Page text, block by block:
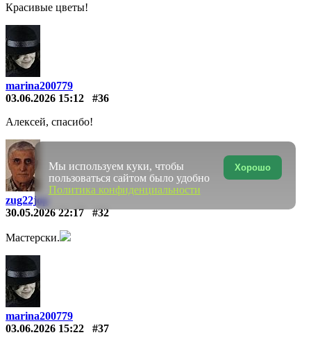
Красивые цветы!
marina200779
03.06.2026 15:12
#36
Алексей, спасибо!
zug22jop
30.05.2026 22:17
#32
Мастерски.
marina200779
03.06.2026 15:22
#37
Хорошо
Мы используем куки, чтобы
пользоваться сайтом было удобно
Политика конфиденциальности